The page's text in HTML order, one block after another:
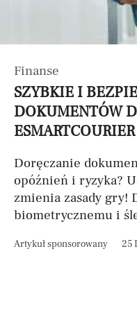
Finanse
SZYBKIE I
DOKUMENTÓW
ESMARTCOURIER
Doręczanie
opóźnień i ryzyka?
zmienia zasady gry!
biometrycznemu i
Artykuł sponsorowany 25